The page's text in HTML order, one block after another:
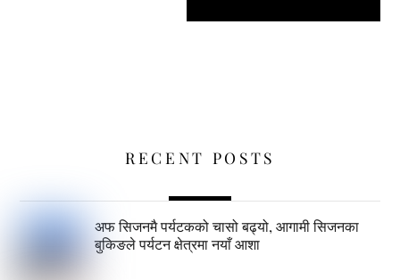
RECENT POSTS
अफ सिजनमै पर्यटकको चासो बढ्यो, आगामी सिजनका
बुकिङले पर्यटन क्षेत्रमा नयाँ आशा